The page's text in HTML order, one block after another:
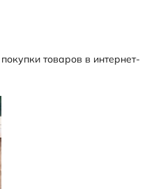
товаров в интернет-